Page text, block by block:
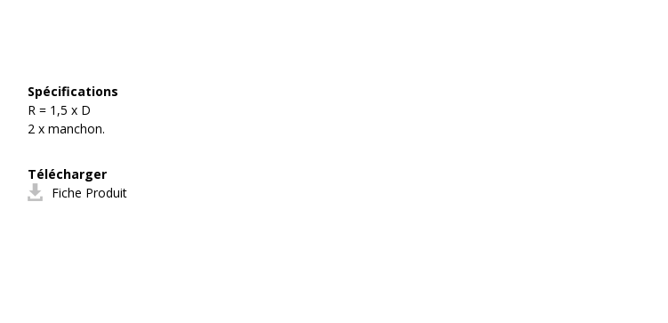
Spécifications
R = 1,5 x D
2 x manchon.
Télécharger
Fiche Produit